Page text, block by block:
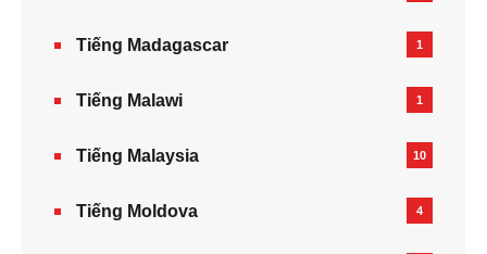
Tiếng Madagascar 1
Tiếng Malawi 1
Tiếng Malaysia 10
Tiếng Moldova 4